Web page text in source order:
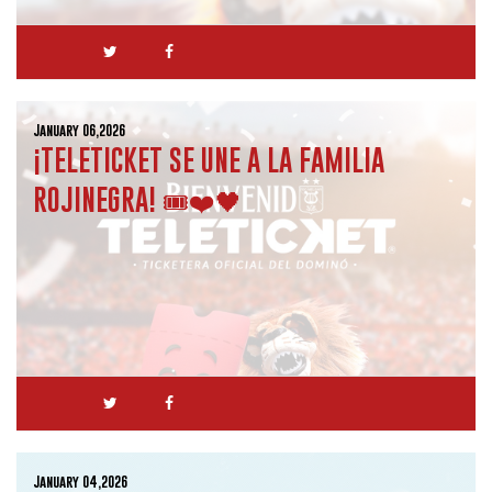
January 06,2026
¡TELETICKET SE UNE A LA FAMILIA
ROJINEGRA! 🎟️❤️🖤
January 04,2026